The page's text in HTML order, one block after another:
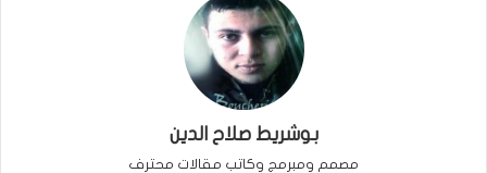
بوشريط صلاح الدين
مصمم ومبرمج وكاتب مقالات محترف